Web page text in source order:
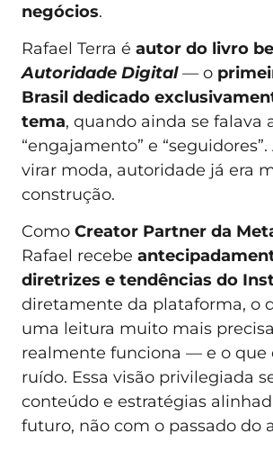
negócios.
Rafael Terra é autor do livro
Autoridade Digital— o
Brasil dedicado
tema, quando ainda se falava
“engajamento” e
virar moda, autoridade já era
construção.
Como Creator Partner da
Rafael recebe
diretrizes e tendências do
diretamente da plataforma, o
uma leitura muito mais
realmente funciona — e o que
ruído. Essa visão privilegiada
conteúdo e estratégias
futuro, não com o passado do